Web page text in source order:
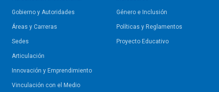
Gobierno y Autoridades​
Áreas y Carreras
Sedes
Articulación
Innovación y Emprendimiento
Vinculación con el Medio
Género e Inclusión
Políticas y Reglamentos​
Proyecto Educativo